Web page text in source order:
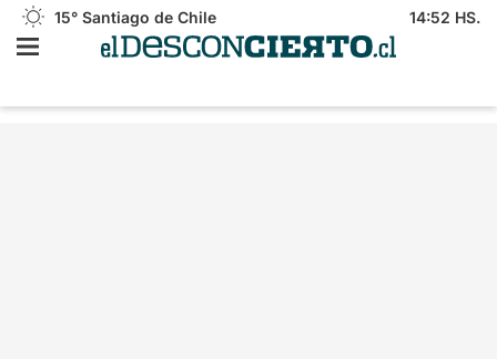
15° Santiago de Chile 14:52 HS.